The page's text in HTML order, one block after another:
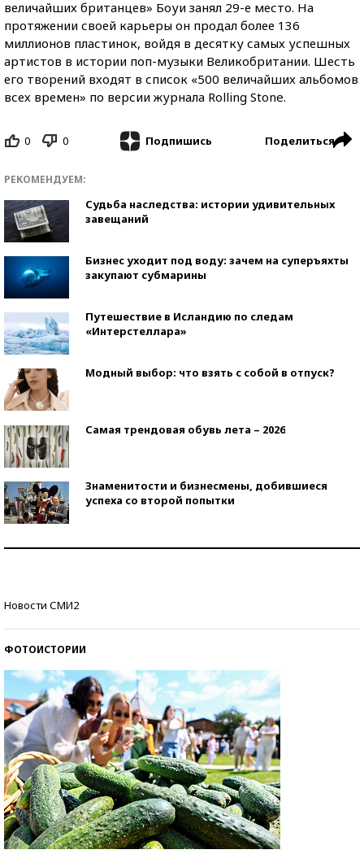
величайших британцев» Боуи занял 29-е место. На
протяжении своей карьеры он продал более 136
миллионов пластинок, войдя в десятку самых успешных
артистов в истории поп-музыки Великобритании. Шесть
его творений входят в список «500 величайших альбомов
всех времен» по версии журнала Rolling Stone.
0 0 Подпишись Поделиться
РЕКОМЕНДУЕМ:
Судьба наследства: истории удивительных
завещаний
Бизнес уходит под воду: зачем на суперъяхты
закупают субмарины
Путешествие в Исландию по следам
«Интерстеллара»
Модный выбор: что взять с собой в отпуск?
Самая трендовая обувь лета – 2026
Знаменитости и бизнесмены, добившиеся
успеха со второй попытки
Новости СМИ2
ФОТОИСТОРИИ